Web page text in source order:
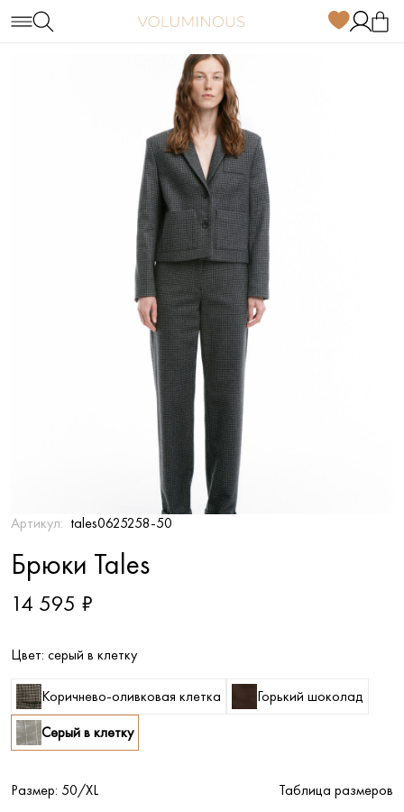
Артикул: tales0625258-50
Брюки Tales
14 595 ₽
Цвет: серый в клетку
Коричнево-оливковая клетка
Горький шоколад
Серый в клетку
Размер: 50/XL
Таблица размеров